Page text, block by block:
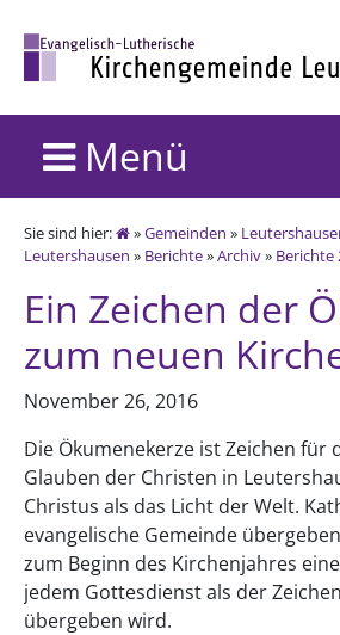
Menü
Sie sind hier: »Gemeinden »
Leutershausen » Berichte»Archiv» Berichte
Ein Zeichen der
zum neuen
November 26, 2016
Die Ökumenekerze ist Zeichen für
Glauben der Christen in
Christus als das Licht der Welt.
evangelische Gemeinde
zum Beginn des Kirchenjahres
jedem Gottesdienst als der
übergeben wird.